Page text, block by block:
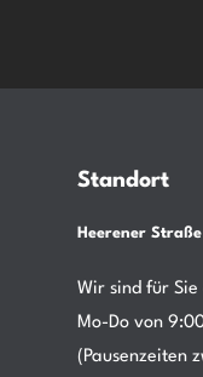
Standort
Heerener
Wir sind für Sie
Mo-Do von
(Pausenzeiten